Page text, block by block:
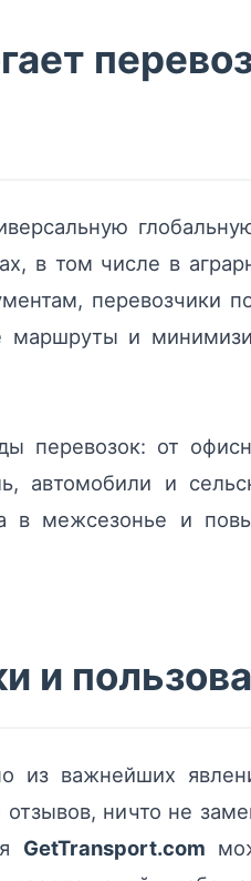
в том числе в
перевозчики
маршруты и
перевозок: от
автомобили и
в межсезонье и
и
из важнейших
ничто не
GetTransport.com